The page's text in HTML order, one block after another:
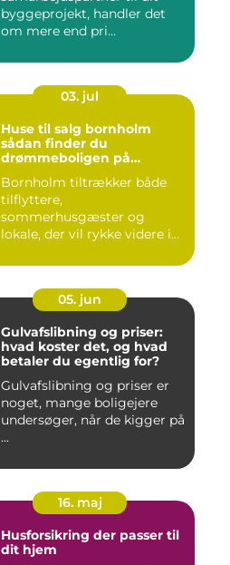
byggeprojekt, handler det
om mere end pri...
03. jul
Huse til salg bornholm
sådan finder du
drømmeboligen på
Bornholm tiltrækker både
tilflyttere,
sommerhusgæster og
lokale, der vil rykke videre i
05. jun
Gulvafslibning og priser:
hvad koster det, og hvad
betaler du egentlig for?
Gulvafslibning og priser er
noget, mange boligejere
undersøger, når de kigger på
...
16. maj
Husforsikring der passer til
dit hjem